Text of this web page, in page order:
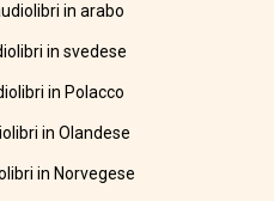
in arabo
in svedese
in Polacco
in Olandese
in Norvegese